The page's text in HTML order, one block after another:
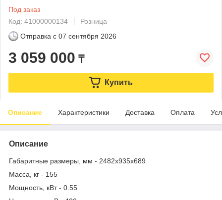
Под заказ
Код: 41000000134
Розница
Отправка с 07 сентября 2026
3 059 000 ₸
Купить
Описание Характеристики Доставка Оплата
Описание
Габаритные размеры, мм - 2482х935х689
Масса, кг - 155
Мощность, кВт - 0.55